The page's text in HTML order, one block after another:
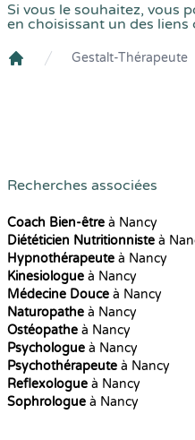
Si vous le souhaitez, vous
en choisissant un des liens
Gestalt-Thérapeute
Recherches associées
Coach Bien-être à Nancy
Diététicien Nutritionniste à
Hypnothérapeute à Nancy
Kinesiologue à Nancy
Médecine Douce à Nancy
Naturopathe à Nancy
Ostéopathe à Nancy
Psychologue à Nancy
Psychothérapeute à Nancy
Reflexologue à Nancy
Sophrologue à Nancy